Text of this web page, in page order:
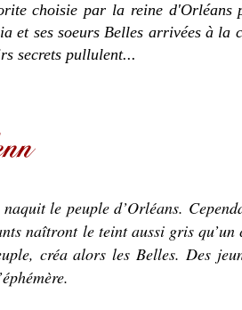
choisie par la reine d'Orléans
et ses soeurs Belles arrivées à la
secrets pullulent...
le peuple d’Orléans.
naîtront le teint aussi gris
créa alors les Belles. Des